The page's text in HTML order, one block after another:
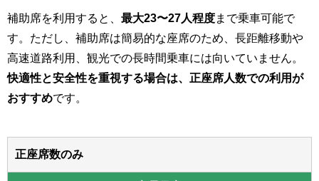
補助席を利用すると、 最大23〜27人程度まで乗車可能で
す。ただし、補助席は簡易的な座席のため、長距離移動や
高速道路利用、観光での長時間乗車には向いていません。
快適性と安全性を重視する場合は、正座席人数での利用が
おすすめです。
正座席数のみ